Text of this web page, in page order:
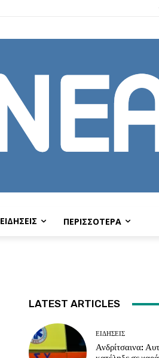
EIΔΗΣΕΙΣ ΠΕΡΙΣΣΟΤΕΡΑ
LATEST ARTICLES
ΕΙΔΗΣΕΙΣ
Ανδρίτσαινα: